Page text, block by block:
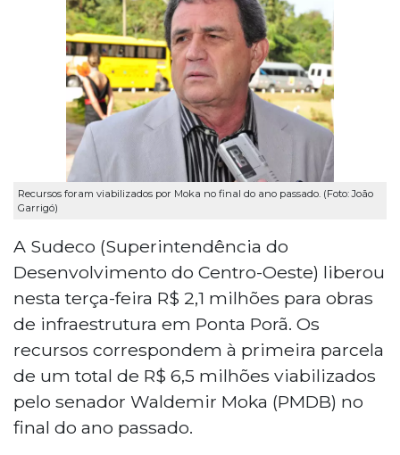
Recursos foram viabilizados por Moka no final do ano passado. (Foto: João
Garrigó)
A Sudeco (Superintendência do
Desenvolvimento do Centro-Oeste) liberou
nesta terça-feira R$ 2,1 milhões para obras
de infraestrutura em Ponta Porã. Os
recursos correspondem à primeira parcela
de um total de R$ 6,5 milhões viabilizados
pelo senador Waldemir Moka (PMDB) no
final do ano passado.